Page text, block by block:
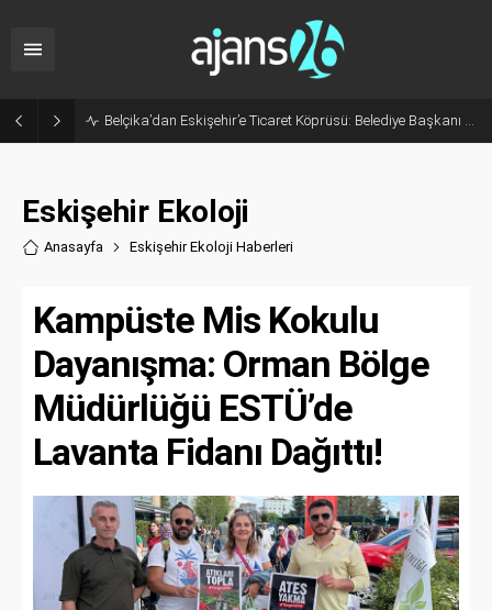
Belçika’dan Eskişehir’e Ticaret Köprüsü: Belediye Başkanı Emir Kır MÜSİAD’ı Ziyaret Etti
Eskişehir Ekoloji
Anasayfa Eskişehir Ekoloji Haberleri
Kampüste Mis Kokulu
Dayanışma: Orman Bölge
Müdürlüğü ESTÜ’de
Lavanta Fidanı Dağıttı!